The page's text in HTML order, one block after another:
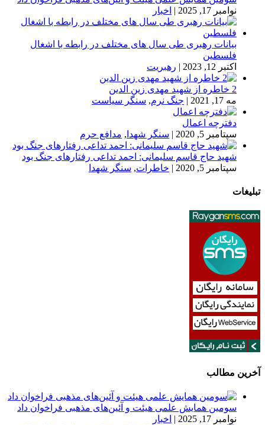
نوامبر 17, 2025
| اخبار
بیانات رهبری طی سال های مختلف در رابطه با اشغال
فلسطین
اکتبر 12, 2023
| رهبریت
2 خاطره از شهید مهدی زین الدین
مه 17, 2021
| جنگ نرم, سنگر سیاست
دفترچه اعمال
سپتامبر 5, 2020
| سنگر شهدا , مدافع حرم
شهید حاج قاسم سلیمانی: احمد تداعی رفتارهای جنگ بود
سپتامبر 5, 2020
| خاطرات, سنگر شهدا
تبلیغات
آخرین مطالب
سومین همایش علمی هیئت و آئین‌های مذهبی فراخوان داد
نوامبر 17, 2025
| اخبار